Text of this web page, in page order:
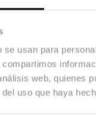
usan para
web, quienes
uso que haya